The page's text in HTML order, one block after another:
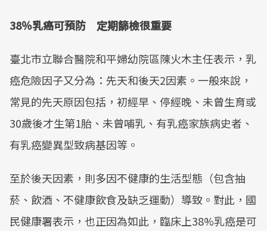
38％乳癌可預防 定期篩檢很重要
臺北市立聯合醫院和平婦幼院區陳火木主任表示，乳
癌危險因子又分為：先天和後天2因素。一般來說，
常見的先天原因包括，初經早、停經晚、未曾生育或
30歲後才生第1胎、未曾哺乳、有乳癌家族病史者、
有乳癌變異型致病基因等。
至於後天因素，則多因不健康的生活型態（包含抽
菸、飲酒、不健康飲食及缺乏運動）導致。對此，國
民健康署表示，也正因為如此，臨床上38%乳癌是可